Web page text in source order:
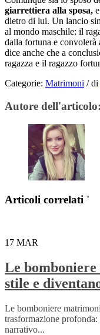
giarrettiera alla sposa,
dietro di lui. Un lancio
al mondo maschile: il
dalla fortuna e convolerà
dice anche che a
ragazza e il ragazzo
Categorie: Matrimoni /di
Autore dell'articolo:
Articoli correlati '
17 MAR
Le
stile e
Le bomboniere
trasformazione
narrativo...